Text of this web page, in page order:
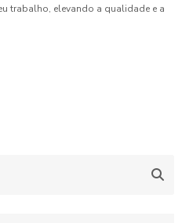
trabalho, elevando a qualidade e a